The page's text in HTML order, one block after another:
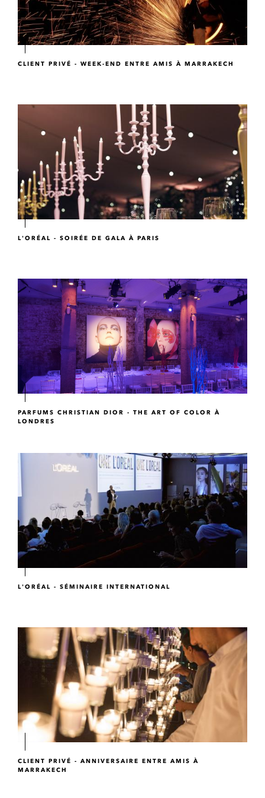
CLIENT PRIVÉ - WEEK-END ENTRE AMIS À MARRAKECH
L'ORÉAL - SOIRÉE DE GALA À PARIS
PARFUMS CHRISTIAN DIOR - THE ART OF COLOR À
LONDRES
L'ORÉAL - SÉMINAIRE INTERNATIONAL
CLIENT PRIVÉ - ANNIVERSAIRE ENTRE AMIS À
MARRAKECH